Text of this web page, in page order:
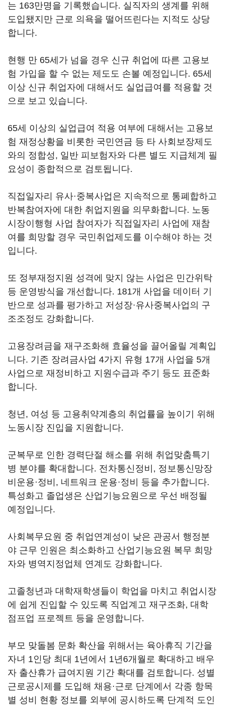
는 163만명을 기록했습니다. 실직자의 생계를 위해
도입됐지만 근로 의욕을 떨어뜨린다는 지적도 상당
합니다.
현행 만 65세가 넘을 경우 신규 취업에 따른 고용보
험 가입을 할 수 없는 제도도 손볼 예정입니다. 65세
이상 신규 취업자에 대해서도 실업급여를 적용할 것
으로 보고 있습니다.
65세 이상의 실업급여 적용 여부에 대해서는 고용보
험 재정상황을 비롯한 국민연금 등 타 사회보장제도
와의 정합성, 일반 피보험자와 다른 별도 지급체계 필
요성이 종합적으로 검토됩니다.
직접일자리 유사·중복사업은 지속적으로 통폐합하고
반복참여자에 대한 취업지원을 의무화합니다. 노동
시장이행형 사업 참여자가 직접일자리 사업에 재참
여를 희망할 경우 국민취업제도를 이수해야 하는 것
입니다.
또 정부재정지원 성격에 맞지 않는 사업은 민간위탁
등 운영방식을 개선합니다. 181개 사업을 데이터 기
반으로 성과를 평가하고 저성장·유사중복사업의 구
조조정도 강화합니다.
고용장려금을 재구조화해 효율성을 끌어올릴 계획입
니다. 기존 장려금사업 4가지 유형 17개 사업을 5개
사업으로 재정비하고 지원수급과 주기 등도 표준화
합니다.
청년, 여성 등 고용취약계층의 취업률을 높이기 위해
노동시장 진입을 지원합니다.
군복무로 인한 경력단절 해소를 위해 취업맞춤특기
병 분야를 확대합니다. 전차통신정비, 정보통신망장
비운용·정비, 네트워크 운용·정비 등을 추가합니다.
특성화고 졸업생은 산업기능요원으로 우선 배정될
예정입니다.
사회복무요원 중 취업연계성이 낮은 관공서 행정분
야 근무 인원은 최소화하고 산업기능요원 복무 희망
자와 병역지정업체 연계도 강화합니다.
고졸청년과 대학재학생들이 학업을 마치고 취업시장
에 쉽게 진입할 수 있도록 직업계고 재구조화, 대학
점프업 프로젝트 등을 운영합니다.
부모 맞돌봄 문화 확산을 위해서는 육아휴직 기간을
자녀 1인당 최대 1년에서 1년6개월로 확대하고 배우
자 출산휴가 급여지원 기간 확대를 검토합니다. 성별
근로공시제를 도입해 채용·근로 단계에서 각종 항목
별 성비 현황 정보를 외부에 공시하도록 단계적 도인